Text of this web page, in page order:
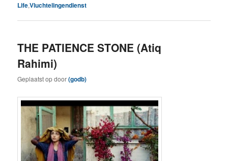
Life,Vluchtelingendienst
THE PATIENCE STONE (Atiq
Rahimi)
Geplaatst opdoor(godb)